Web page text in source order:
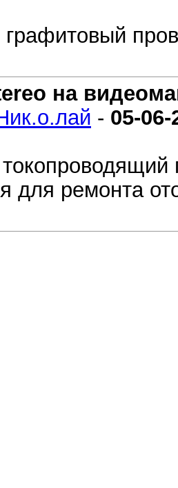
графитовый
на
- 05-06-
для ремонта